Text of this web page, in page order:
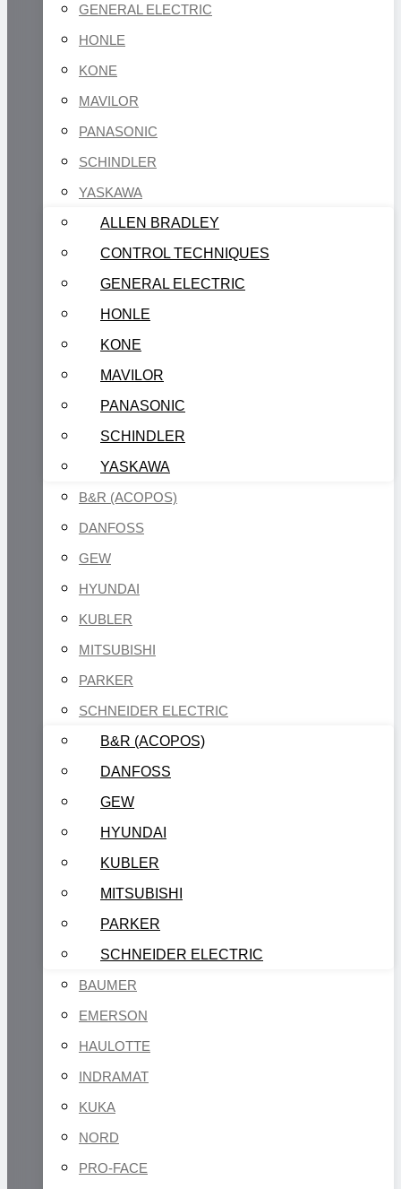
GENERAL ELECTRIC
HONLE
KONE
MAVILOR
PANASONIC
SCHINDLER
YASKAWA
ALLEN BRADLEY
CONTROL TECHNIQUES
GENERAL ELECTRIC
HONLE
KONE
MAVILOR
PANASONIC
SCHINDLER
YASKAWA
B&R (ACOPOS)
DANFOSS
GEW
HYUNDAI
KUBLER
MITSUBISHI
PARKER
SCHNEIDER ELECTRIC
B&R (ACOPOS)
DANFOSS
GEW
HYUNDAI
KUBLER
MITSUBISHI
PARKER
SCHNEIDER ELECTRIC
BAUMER
EMERSON
HAULOTTE
INDRAMAT
KUKA
NORD
PRO-FACE